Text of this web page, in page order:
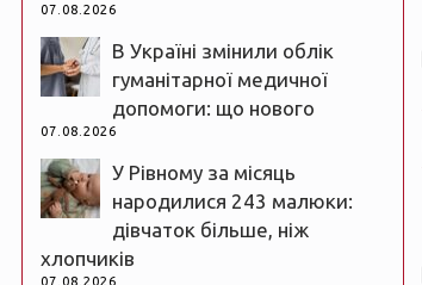
07.08.2026
В Україні змінили облік
гуманітарної медичної
допомоги: що нового
07.08.2026
У Рівному за місяць
народилися 243 малюки:
дівчаток більше, ніж
хлопчиків
07.08.2026